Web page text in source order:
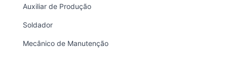
Auxiliar de Produção
Soldador
Mecânico de Manutenção